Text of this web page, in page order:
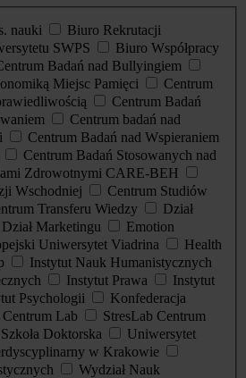
nauki
Biuro Rekrutacji
SWPS
Biuro Współpracy
Badań nad Bullyingiem
Miejsc Pamięci
Centrum
Centrum Badań
Centrum badań nad
Centrum Badań nad Wspieraniem
Centrum Badań Stosowanych nad
Zdrowotnymi CARE-BEH
Wschodniej
Centrum Studiów
Transferu Wiedzy
Dział
Dział Marketingu
Emotion
Uniwersytet Viadrina
Health
Instytut Nauk Humanistycznych
Instytut Prawa
Instytut
Psychologii
Konfederacja
Lab
StresLab Centrum
Szkoła Doktorska
Uniwersytet
w Krakowie
Wydział Nauk